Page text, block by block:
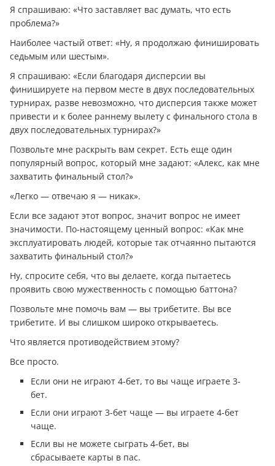
Я спрашиваю: «Что заставляет вас думать, что есть
проблема?»
Наиболее частый ответ: «Ну, я продолжаю финишировать
седьмым или шестым».
Я спрашиваю: «Если благодаря дисперсии вы
финишируете на первом месте в двух последовательных
турнирах, разве невозможно, что дисперсия также может
привести и к более раннему вылету с финального стола в
двух последовательных турнирах?»
Позвольте мне раскрыть вам секрет. Есть еще один
популярный вопрос, который мне задают: «Алекс, как мне
захватить финальный стол?»
«Легко — отвечаю я — никак».
Если все задают этот вопрос, значит вопрос не имеет
значимости. По-настоящему ценный вопрос: «Как мне
эксплуатировать людей, которые так отчаянно пытаются
захватить финальный стол?»
Ну, спросите себя, что вы делаете, когда пытаетесь
проявить свою мужественность с помощью баттона?
Позвольте мне помочь вам — вы трибетите. Вы все
трибетите. И вы слишком широко открываетесь.
Что является противодействием этому?
Все просто.
Если они не играют 4-бет, то вы чаще играете 3-
бет.
Если они играют 3-бет чаще — вы играете 4-бет
чаще.
Если вы не можете сыграть 4-бет, вы
сбрасываете карты в пас.